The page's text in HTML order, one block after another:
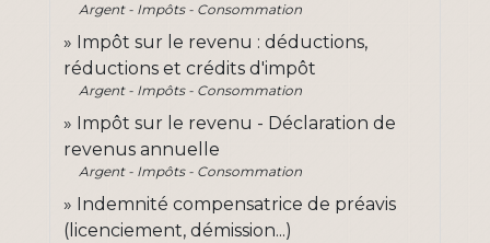
Argent - Impôts - Consommation
Impôt sur le revenu : déductions,
réductions et crédits d'impôt
Argent - Impôts - Consommation
Impôt sur le revenu - Déclaration de
revenus annuelle
Argent - Impôts - Consommation
Indemnité compensatrice de préavis
(licenciement, démission...)